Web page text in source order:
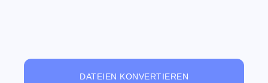
DATEIEN KONVERTIEREN